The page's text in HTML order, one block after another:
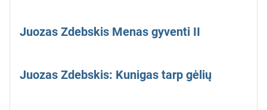
Juozas Zdebskis Menas gyventi II
Juozas Zdebskis: Kunigas tarp gėlių